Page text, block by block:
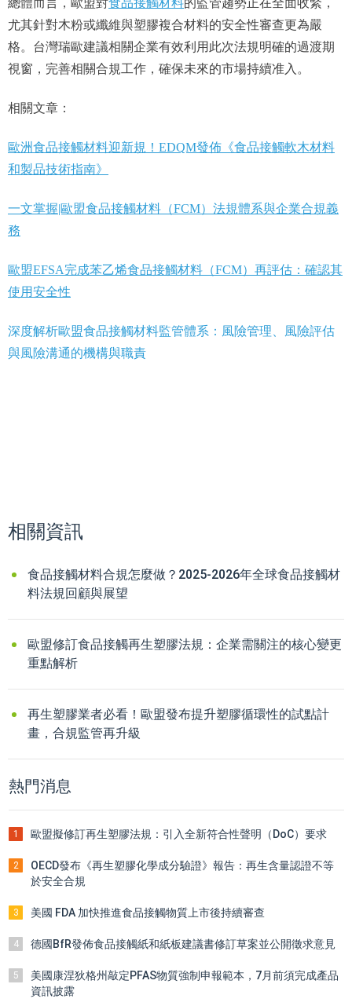
總體而言，歐盟對食品接觸材料的監管趨勢正在全面收緊，
尤其針對木粉或纖維與塑膠複合材料的安全性審查更為嚴
格。台灣瑞歐建議相關企業有效利用此次法規明確的過渡期
視窗，完善相關合規工作，確保未來的市場持續准入。
相關文章：
歐洲食品接觸材料迎新規！EDQM發佈《食品接觸軟木材料
和製品技術指南》
一文掌握|歐盟食品接觸材料（FCM）法規體系與企業合規義
務
歐盟EFSA完成苯乙烯食品接觸材料（FCM）再評估：確認其
使用安全性
深度解析歐盟食品接觸材料監管體系：風險管理、風險評估
與風險溝通的機構與職責
相關資訊
食品接觸材料合規怎麼做？2025-2026年全球食品接觸材
料法規回顧與展望
歐盟修訂食品接觸再生塑膠法規：企業需關注的核心變更
重點解析
再生塑膠業者必看！歐盟發布提升塑膠循環性的試點計
畫，合規監管再升級
熱門消息
1 歐盟擬修訂再生塑膠法規：引入全新符合性聲明（DoC）要求
2
OECD發布《再生塑膠化學成分驗證》報告：再生含量認證不等
於安全合規
3 美國 FDA 加快推進食品接觸物質上市後持續審查
4 德國BfR發佈食品接觸紙和紙板建議書修訂草案並公開徵求意見
5
美國康涅狄格州敲定PFAS物質強制申報範本，7月前須完成產品
資訊披露